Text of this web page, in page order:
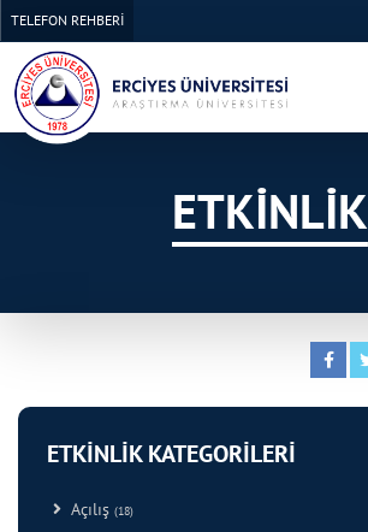
TELEFON REHBERİ
ETKİNLİK
ETKİNLİK KATEGORİLERİ
Açılış (18)